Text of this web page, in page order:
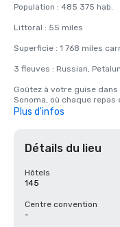
Population : 485 375 hab.
Littoral : 55 miles
Superficie : 1 768 miles
3 fleuves : Russian,
Goûtez à votre guise
Sonoma, où chaque
philosophie, car la plupart
viandes de qualité
d'expériences étoilées au
d'expériences clés
distilleries uniques, des
charme et des grandes
Plus d'infos
Détails du lieu
Hôtels
145
Centre convention
-